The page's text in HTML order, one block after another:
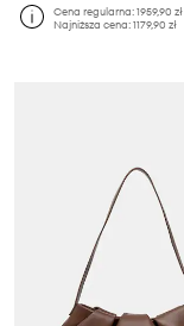
Cena regularna:1959,90 zł
Najniższa cena:1179,90 zł